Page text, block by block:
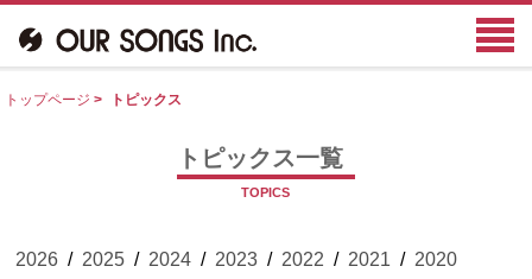
トップページ > トピックス
トピックス一覧
TOPICS
2026 / 2025 / 2024 / 2023 / 2022 / 2021 / 2020